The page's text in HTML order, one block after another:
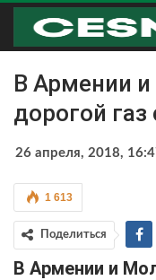
В Армении
дорогой
26 апреля, 2018,
1 613
Поделиться
В Армении и